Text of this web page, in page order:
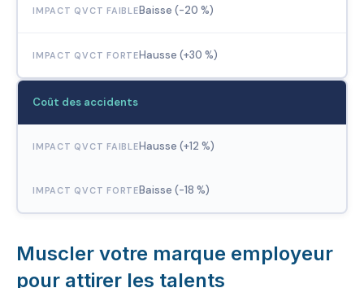
Baisse (-20 %)
Hausse (+30 %)
Coût des accidents
Hausse (+12 %)
Baisse (-18 %)
Muscler votre marque employeur
pour attirer les talents